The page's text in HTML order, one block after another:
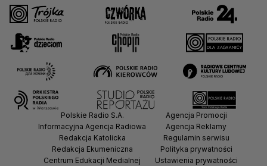
Polskie Radio S.A.
Informacyjna Agencja Radiowa
Redakcja Katolicka
Redakcja Ekumeniczna
Centrum Edukacji Medialnej
Agencja Promocji
Agencja Reklamy
Regulamin serwisu
Polityka prywatności
Ustawienia prywatności